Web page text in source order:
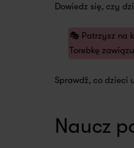
Dowiedz się, czy
🎭 Patrzysz na
Torebkę
Sprawdź, co dzieci
Naucz